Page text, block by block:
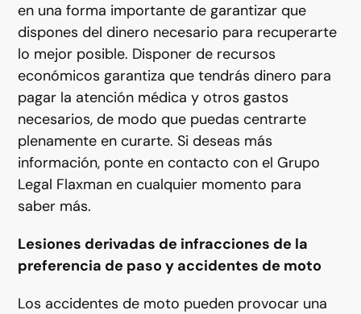
en una forma importante de garantizar que
dispones del dinero necesario para recuperarte
lo mejor posible. Disponer de recursos
económicos garantiza que tendrás dinero para
pagar la atención médica y otros gastos
necesarios, de modo que puedas centrarte
plenamente en curarte. Si deseas más
información, ponte en contacto con el Grupo
Legal Flaxman en cualquier momento para
saber más.
Lesiones derivadas de infracciones de la
preferencia de paso y accidentes de moto
Los accidentes de moto pueden provocar una